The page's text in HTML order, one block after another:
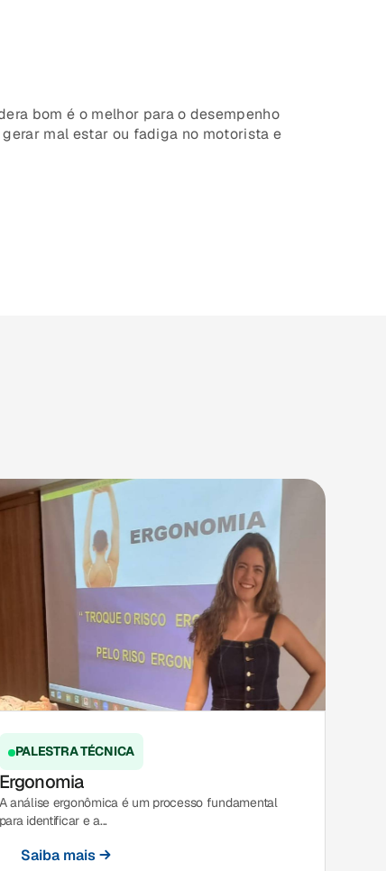
bom é o melhor para o desempenho
mal estar ou fadiga no motorista e
PALESTRA TÉCNICA
Ergonomia
A análise ergonômica é um processo fundamental
para identificar e a...
Saiba mais